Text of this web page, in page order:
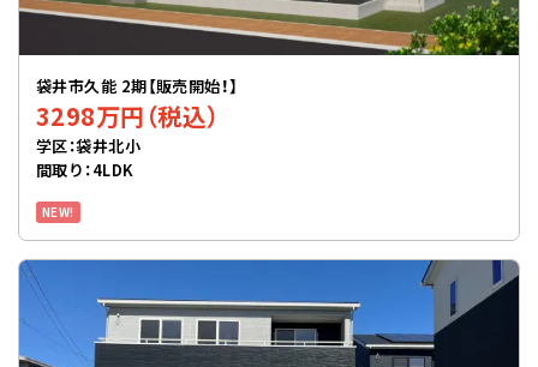
袋井市久能 2期【販売開始！】
3298万円（税込）
学区：袋井北小
間取り：4LDK
NEW!